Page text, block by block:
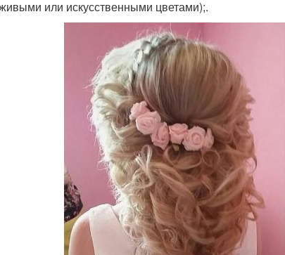
или искусственными цветами);.